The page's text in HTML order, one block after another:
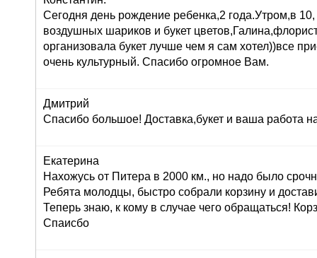
Сегодня день рождение ребенка,2 года.Утром,в 10,
воздушных шариков и букет
организовала букет лучше чем я сам хотел))все
очень культурный. Спасибо огромное Вам.
Дмитрий
Спасибо большое! Доставка,букет и ваша работа
Екатерина
Нахожусь от Питера в 2000 км., но надо было
Ребята молодцы, быстро собрали корзину и
Теперь знаю, к кому в случае чего обращаться!
Спаисбо